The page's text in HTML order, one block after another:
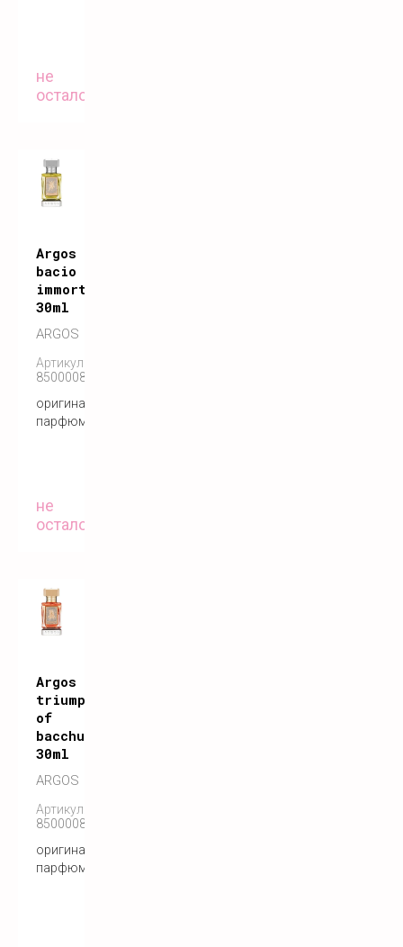
не
осталось
Argos
bacio
immortale
30ml
ARGOS
Артикул:
850000808300
оригинальный
парфюм
не
осталось
Argos
triumph
of
bacchus
30ml
ARGOS
Артикул:
850000808300
оригинальный
парфюм